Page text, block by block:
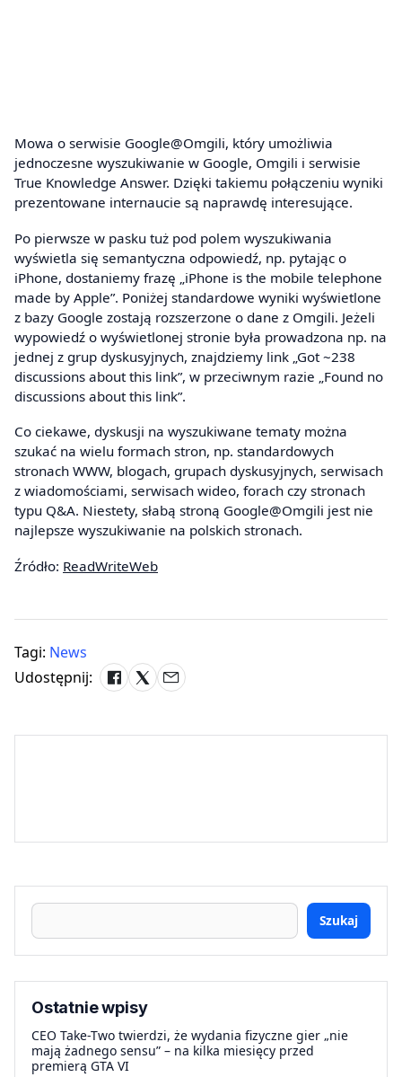
Mowa o serwisie Google@Omgili, który umożliwia
jednoczesne wyszukiwanie w Google, Omgili i serwisie
True Knowledge Answer. Dzięki takiemu połączeniu wyniki
prezentowane internaucie są naprawdę interesujące.
Po pierwsze w pasku tuż pod polem wyszukiwania
wyświetla się semantyczna odpowiedź, np. pytając o
iPhone, dostaniemy frazę „iPhone is the mobile telephone
made by Apple”. Poniżej standardowe wyniki wyświetlone
z bazy Google zostają rozszerzone o dane z Omgili. Jeżeli
wypowiedź o wyświetlonej stronie była prowadzona np. na
jednej z grup dyskusyjnych, znajdziemy link „Got ~238
discussions about this link”, w przeciwnym razie „Found no
discussions about this link”.
Co ciekawe, dyskusji na wyszukiwane tematy można
szukać na wielu formach stron, np. standardowych
stronach WWW, blogach, grupach dyskusyjnych, serwisach
z wiadomościami, serwisach wideo, forach czy stronach
typu Q&A. Niestety, słabą stroną Google@Omgili jest nie
najlepsze wyszukiwanie na polskich stronach.
Źródło: ReadWriteWeb
Tagi: News
Udostępnij:
Szukaj
Ostatnie wpisy
CEO Take-Two twierdzi, że wydania fizyczne gier „nie
mają żadnego sensu” – na kilka miesięcy przed
premierą GTA VI